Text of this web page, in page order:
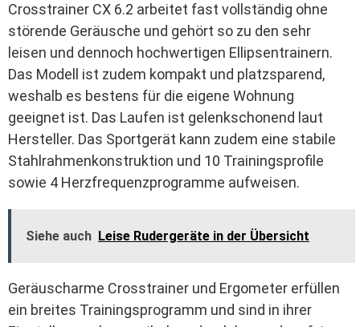
Crosstrainer CX 6.2 arbeitet fast vollständig ohne
störende Geräusche und gehört so zu den sehr
leisen und dennoch hochwertigen Ellipsentrainern.
Das Modell ist zudem kompakt und platzsparend,
weshalb es bestens für die eigene Wohnung
geeignet ist. Das Laufen ist gelenkschonend laut
Hersteller. Das Sportgerät kann zudem eine stabile
Stahlrahmenkonstruktion und 10 Trainingsprofile
sowie 4 Herzfrequenzprogramme aufweisen.
Siehe auch Leise Rudergeräte in der Übersicht
Geräuscharme Crosstrainer und Ergometer erfüllen
ein breites Trainingsprogramm und sind in ihrer